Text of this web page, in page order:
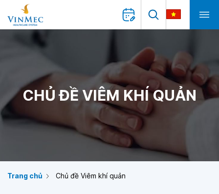
CHỦ ĐỀ VIÊM KHÍ QUẢN
Trang chủ Chủ đề Viêm khí quản